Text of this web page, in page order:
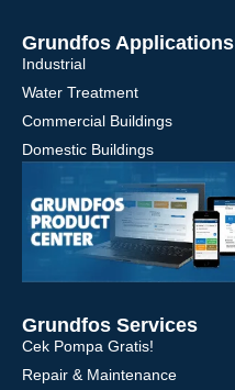
Grundfos Applications
Industrial
Water Treatment
Commercial Buildings
Domestic Buildings
Grundfos Services
Cek Pompa Gratis!
Repair & Maintenance